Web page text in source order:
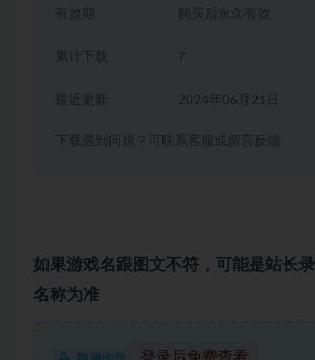
有效期 购买后永久有效
累计下载 7
2024年06月21日
下载遇到问题？可联系客服或留言反馈
如果游戏名跟图文不符，可能是站长
名称为准